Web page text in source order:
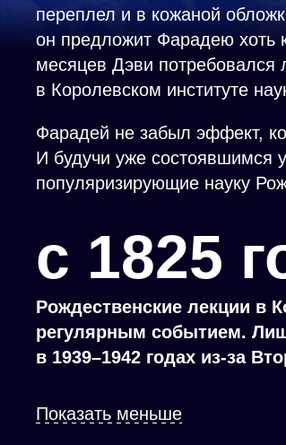
переплел и в кожаной
он предложит Фарадею хоть
месяцев Дэви потребовался
в Королевском институте
Фарадей не забыл эффект,
И будучи уже состоявшимся
популяризирующие науку
c 1825
Рождественские лекции в
регулярным событием.
в 1939–1942 годах из-за
Показать меньше